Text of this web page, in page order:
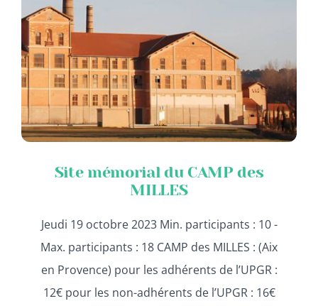
Site mémorial du CAMP des
MILLES
Jeudi 19 octobre 2023 Min. participants : 10 -
Max. participants : 18 CAMP des MILLES : (Aix
en Provence) pour les adhérents de l’UPGR :
12€ pour les non-adhérents de l’UPGR : 16€